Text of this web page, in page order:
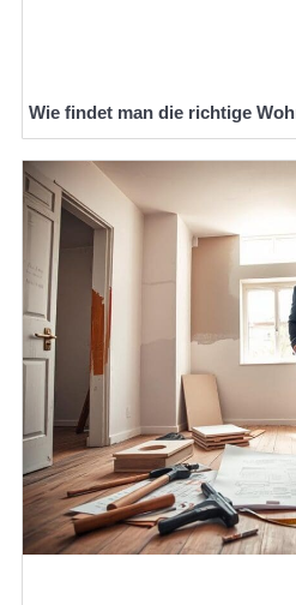
Wie findet man die richtige